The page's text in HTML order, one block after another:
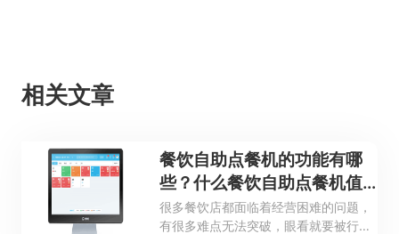
相关文章
餐饮自助点餐机的功能有哪
些？什么餐饮自助点餐机值
得信赖？
很多餐饮店都面临着经营困难的问题，
有很多难点无法突破，眼看就要被行业